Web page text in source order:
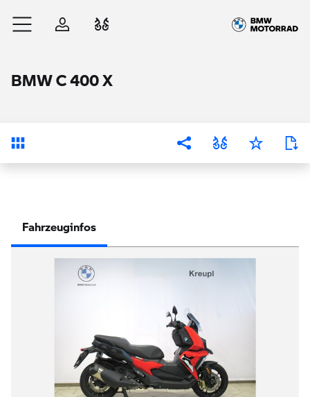
Zum Hauptinhalt springen
Anmelden
BMW C 400 X
Fahrzeuginfos